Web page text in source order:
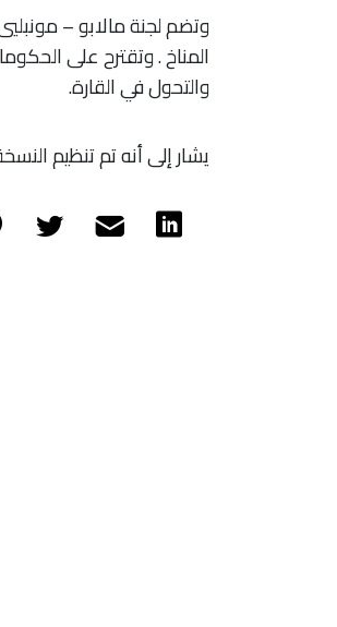
وتضم لجنة مالابو –
المناخ . وتقترح على
والتحول في القارة.
يشار إلى أنه تم تنظيم